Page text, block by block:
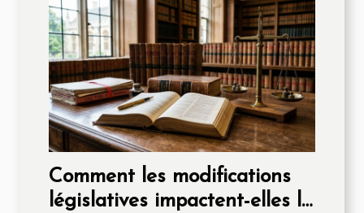
Comment les modifications
législatives impactent-elles le